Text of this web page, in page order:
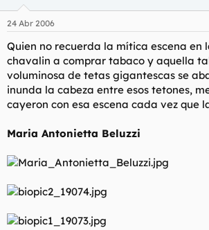
24 Abr 2006
Quien no recuerda la mítica escena en
chavalin a comprar tabaco y aquella
voluminosa de tetas gigantescas se
inunda la cabeza entre esos tetones,
cayeron con esa escena cada vez que
Maria Antonietta Beluzzi